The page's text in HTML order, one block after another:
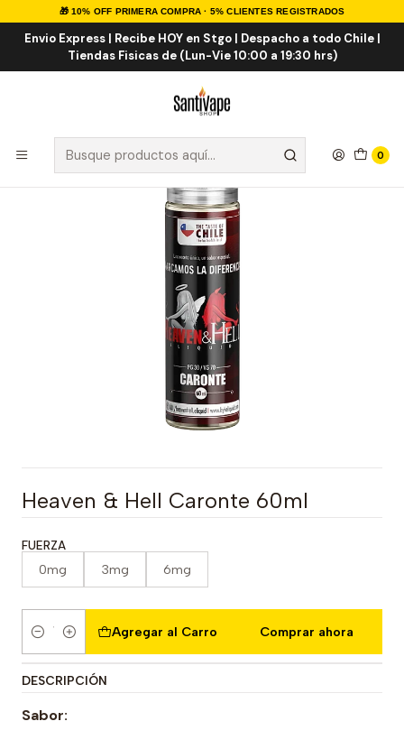
🎁 10% OFF PRIMERA COMPRA · 5% CLIENTES REGISTRADOS
Envio Express | Recibe HOY en Stgo | Despacho a todo Chile |
Tiendas Fisicas de (Lun-Vie 10:00 a 19:30 hrs)
0
Inicio E-LIQUID NACIONALES
Heaven & Hell Caronte 60ml
Heaven & Hell Caronte 60ml
FUERZA
0mg 3mg 6mg
Cantidad
Agregar al Carro Comprar ahora
DESCRIPCIÓN
Sabor: